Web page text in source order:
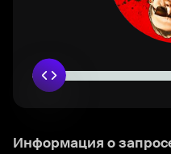
Информация о